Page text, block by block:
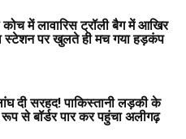
में लावारिस ट्रॉली बैग में आखिर
स्टेशन पर खुलते ही मच गया हड़कंप
दी सरहद! पाकिस्तानी लड़की के
से बॉर्डर पार कर पहुंचा अलीगढ़